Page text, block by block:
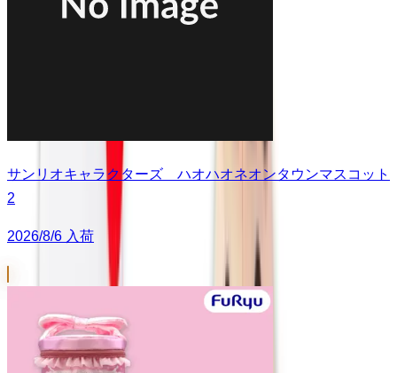
サンリオキャラクターズ ハオハオネオンタウンマスコット
2
2026/8/6 入荷